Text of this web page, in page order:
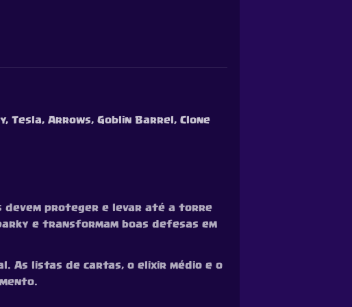
Tesla, Arrows, Goblin Barrel, Clone
devem proteger e levar até a torre
e transformam boas defesas em
As listas de cartas, o elixir médio e o